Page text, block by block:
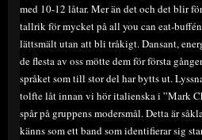
med 10-12 låtar. Mer än det och det blir
tallrik för mycket på all you can eat-
lättsmält utan att bli tråkigt. Dansant,
de flesta av oss mötte dem för första
språket som till stor del har bytts ut.
tolfte låt innan vi hör italienska i ”Mark
spår på gruppens modersmål. Detta är
känns som ett band som identifierar sig